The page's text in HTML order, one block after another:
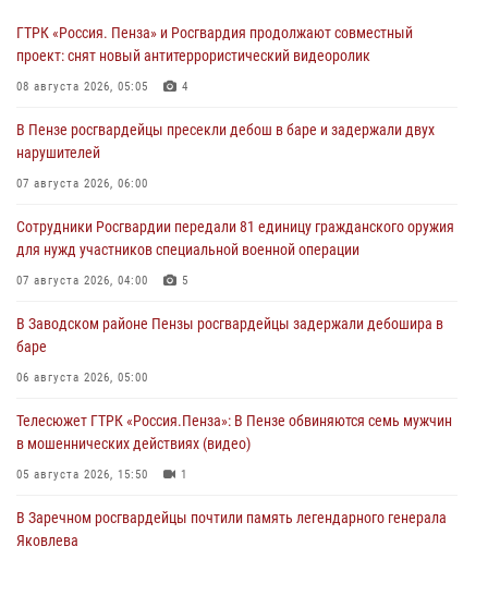
ГТРК «Россия. Пенза» и Росгвардия продолжают совместный
проект: снят новый антитеррористический видеоролик
08 августа 2026, 05:05 4
В Пензе росгвардейцы пресекли дебош в баре и задержали двух
нарушителей
07 августа 2026, 06:00
Сотрудники Росгвардии передали 81 единицу гражданского оружия
для нужд участников специальной военной операции
07 августа 2026, 04:00 5
В Заводском районе Пензы росгвардейцы задержали дебошира в
баре
06 августа 2026, 05:00
Телесюжет ГТРК «Россия.Пенза»: В Пензе обвиняются семь мужчин
в мошеннических действиях (видео)
05 августа 2026, 15:50 1
В Заречном росгвардейцы почтили память легендарного генерала
Яковлева